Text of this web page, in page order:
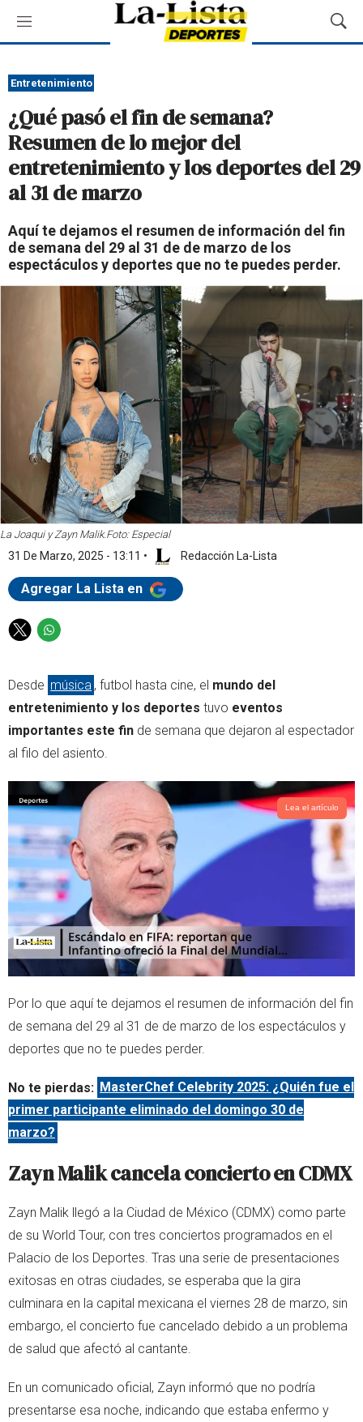
M
e
ú
M
o
ú
e
a
Entretenimiento
¿Qué pasó el fin de semana?
Resumen de lo mejor del
entretenimiento y los deportes del 29
al 31 de marzo
Aquí te dejamos el resumen de información del fin
de semana del 29 al 31 de de marzo de los
espectáculos y deportes que no te puedes perder.
La Joaqui y Zayn Malik.Foto: Especial
31 De Marzo, 2025 - 13:11 • Redacción La-Lista
Agregar La Lista en
T
t
t
r
W
a
t
s
a
p
p
Desde música , futbol hasta cine, el mundo del
entretenimiento y los deportes tuvo eventos
importantes este fin de semana que dejaron al espectador
al filo del asiento.
Lea el artículo
Por lo que aquí te dejamos el resumen de información del fin
de semana del 29 al 31 de de marzo de los espectáculos y
deportes que no te puedes perder.
No te pierdas: MasterChef Celebrity 2025: ¿Quién fue el
primer participante eliminado del domingo 30 de
marzo?
Zayn Malik cancela concierto en CDMX
Zayn Malik llegó a la Ciudad de México (CDMX) como parte
de su World Tour, con tres conciertos programados en el
Palacio de los Deportes. Tras una serie de presentaciones
exitosas en otras ciudades, se esperaba que la gira
culminara en la capital mexicana el viernes 28 de marzo, sin
embargo, el concierto fue cancelado debido a un problema
de salud que afectó al cantante.
En un comunicado oficial, Zayn informó que no podría
presentarse esa noche, indicando que estaba enfermo y